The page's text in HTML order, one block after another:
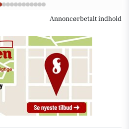
Annoncørbetalt indhold